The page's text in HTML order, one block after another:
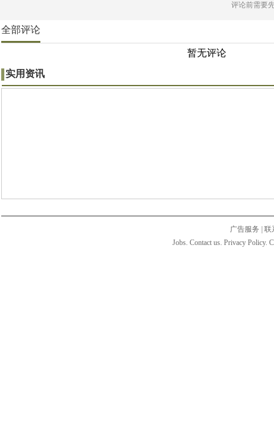
评论前需要
全部评论
暂无评论
实用资讯
广告服务
联
Jobs. Contact us. Privacy Policy.